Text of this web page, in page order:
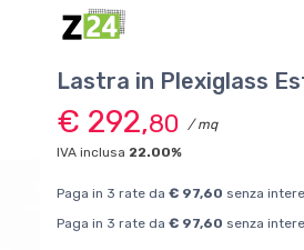
Lastra in Plexiglass
€ 292,80
/ mq
IVA inclusa 22.00%
Paga in 3 rate da€ 97,60 senza
Paga in 3 rate da€ 97,60 senza